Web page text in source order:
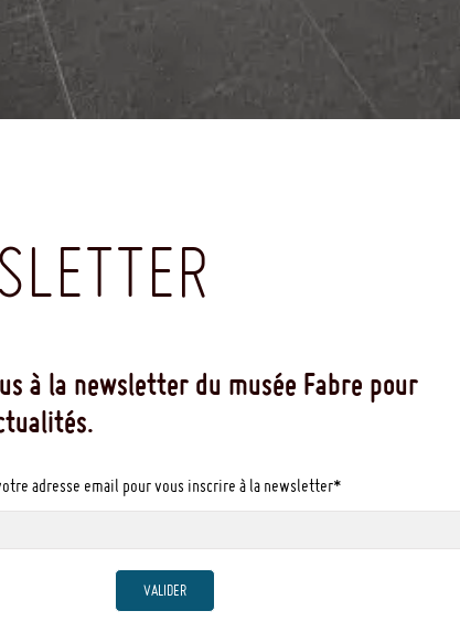
à la newsletter du musée Fabre pour
adresse email pour vous inscrire à la newsletter*
VALIDER